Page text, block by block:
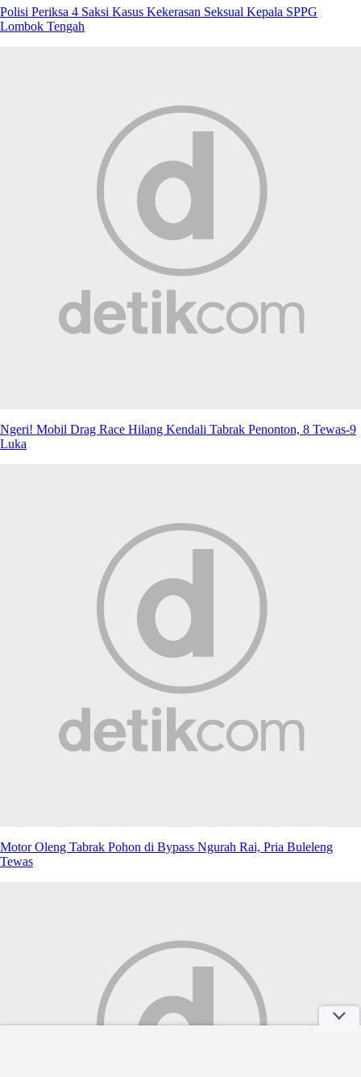
Polisi Periksa 4 Saksi Kasus Kekerasan Seksual Kepala SPPG
Lombok Tengah
Ngeri! Mobil Drag Race Hilang Kendali Tabrak Penonton, 8 Tewas-9
Luka
Motor Oleng Tabrak Pohon di Bypass Ngurah Rai, Pria Buleleng
Tewas